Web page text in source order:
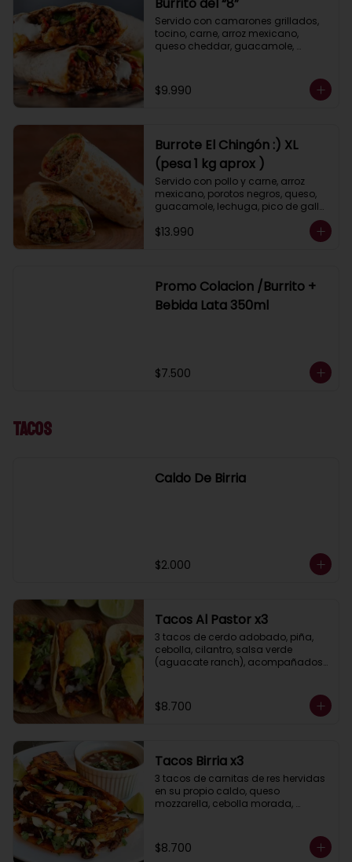
Servido con camarones grillados,
tocino, carne, arroz mexicano,
queso cheddar, guacamole,
ácida).
$9.990
Burrote El Chingón :) XL
(pesa 1 kg aprox )
Servido con pollo y carne, arroz
mexicano, porotos negros, queso,
guacamole, lechuga, pico de gallo,
pimiento y cebolla asados, salsa
ranch (crema ácida).
$13.990
Promo Colacion /Burrito +
Bebida Lata 350ml
$7.500
Tacos
Caldo De Birria
$2.000
Tacos Al Pastor x3
3 tacos de cerdo adobado, piña,
cebolla, cilantro, salsa verde
(aguacate ranch), acompañados
$8.700
Tacos Birria x3
3 tacos de carnitas de res hervidas
en su propio caldo, queso
mozzarella, cebolla morada,
$8.700